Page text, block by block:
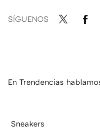
SÍGUENOS
En Trendencias
Sneakers